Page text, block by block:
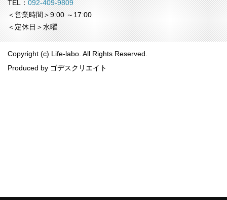
TEL：092-409-9809
＜営業時間＞9:00 ～17:00
＜定休日＞水曜
Copyright (c) Life-labo. All Rights Reserved.
Produced by ゴデスクリエイト